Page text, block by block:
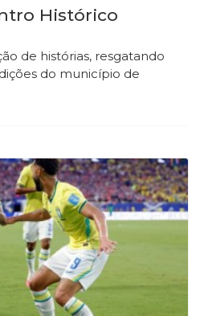
Histórico
de histórias, resgatando
do município de